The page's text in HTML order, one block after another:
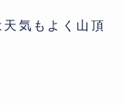
気もよく山頂